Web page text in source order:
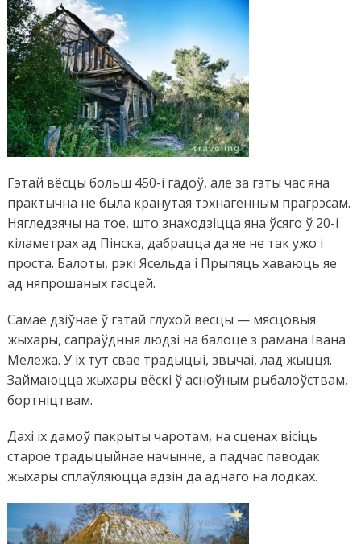
Гэтай вёсцы больш 450-і гадоў, але за гэты час яна
практычна не была кранутая тэхнагенным прагрэсам.
Нягледзячы на тое, што знаходзіцца яна ўсяго ў 20-і
кіламетрах ад Пінска, дабрацца да яе не так ужо і
проста. Балоты, рэкі Ясельда і Прыпяць хаваюць яе
ад няпрошаных гасцей.
Самае дзіўнае ў гэтай глухой вёсцы — мясцовыя
жыхары, сапраўдныя людзі на балоце з рамана Івана
Мележа. У іх тут свае традыцыі, звычаі, лад жыцця.
Займаюцца жыхары вёскі ў асноўным рыбалоўствам,
бортніцтвам.
Дахі іх дамоў пакрыты чаротам, на сценах вісіць
старое традыцыйнае начынне, а падчас паводак
жыхары сплаўляюцца адзін да аднаго на лодках.